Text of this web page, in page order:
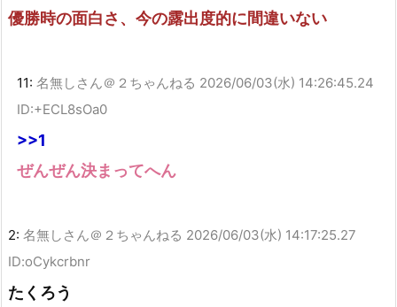
優勝時の面白さ、今の露出度的に間違いない
11: 名無しさん＠２ちゃんねる 2026/06/03(水) 14:26:45.24
ID:+ECL8sOa0
>>1
ぜんぜん決まってへん
2: 名無しさん＠２ちゃんねる 2026/06/03(水) 14:17:25.27
ID:oCykcrbnr
たくろう